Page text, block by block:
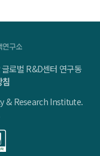
로벌 R&D센터 연구동
침
& Research Institute.